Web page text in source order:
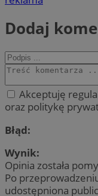
Dodaj
Akceptuję
oraz politykę
Błąd:
Wynik:
Opinia została
Po
udostępniona